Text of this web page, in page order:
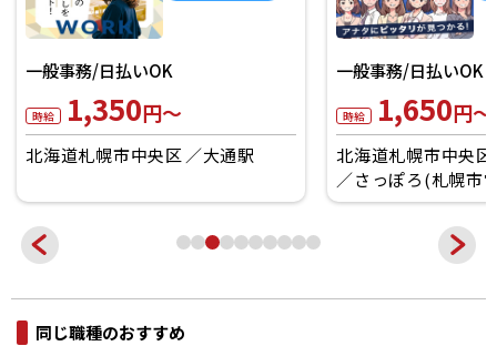
一般事務/日払いOK
時給 1,350円～
北海道札幌市中央区 大通駅
一般事務/日払いOK
時給 1,650円～
北海道札幌市中央区
さっぽろ(札幌市
同じ職種のおすすめ